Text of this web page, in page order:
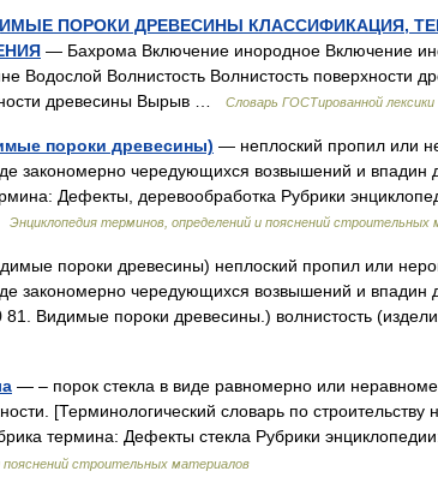
ПОРОКИ ДРЕВЕСИНЫ КЛАССИФИКАЦИЯ,
— Бахрома Включение инородное Включение
Водослой Волнистость Волнистость поверхности
древесины Вырыв …
Словарь ГОСТированной лексики
пороки древесины) — неплоский пропил или
закономерно чередующихся возвышений и впадин
Дефекты, деревообработка Рубрики
Энциклопедия терминов, определений и пояснений строительных
пороки древесины) неплоский пропил или
закономерно чередующихся возвышений и впадин
Видимые пороки древесины.) волнистость
— – порок стекла в виде равномерно или
[Терминологический словарь по
термина: Дефекты стекла Рубрики
пояснений строительных материалов